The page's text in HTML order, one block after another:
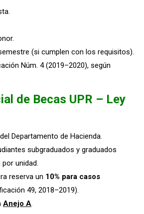
(si cumplen con los requisitos).
Núm. 4 (2019–2020), según
de Becas UPR – Ley
Departamento de Hacienda.
subgraduados y graduados
unidad.
reserva un 10% para casos
49, 2018–2019).
Anejo A.